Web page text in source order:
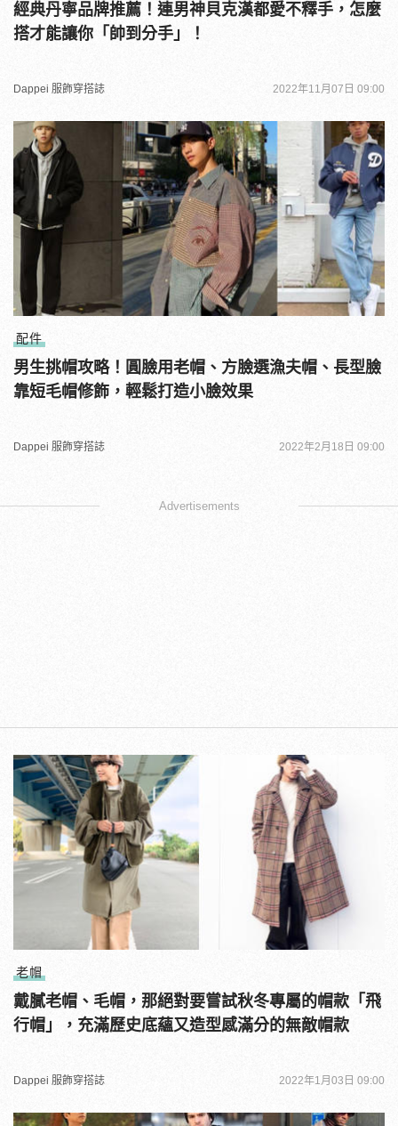
經典丹寧品牌推薦！連男神貝克漢都愛不釋手，怎麼
搭才能讓你「帥到分手」！
Dappei 服飾穿搭誌 2022年11月07日 09:00
配件
男生挑帽攻略！圓臉用老帽、方臉選漁夫帽、長型臉
靠短毛帽修飾，輕鬆打造小臉效果
Dappei 服飾穿搭誌 2022年2月18日 09:00
Advertisements
老帽
戴膩老帽、毛帽，那絕對要嘗試秋冬專屬的帽款「飛
行帽」，充滿歷史底蘊又造型感滿分的無敵帽款
Dappei 服飾穿搭誌 2022年1月03日 09:00